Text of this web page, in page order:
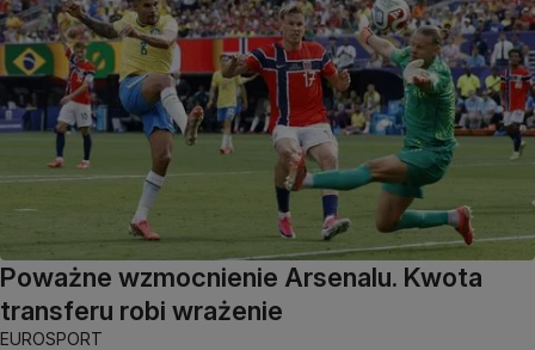
Poważne wzmocnienie Arsenalu. Kwota
transferu robi wrażenie
EUROSPORT